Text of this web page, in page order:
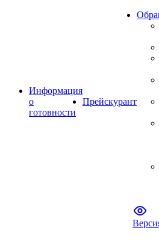
Информация
о
готовности
Прейскурант